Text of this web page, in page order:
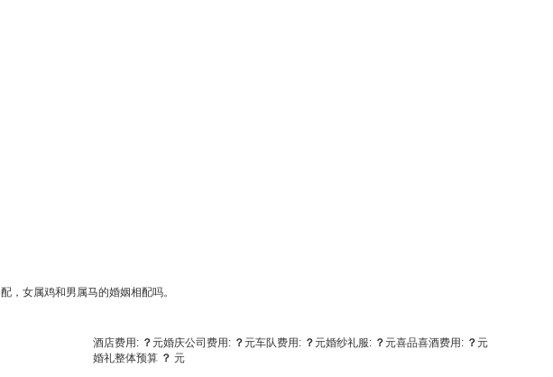
，女属鸡和男属马的婚姻相配吗。
酒店费用: ？元婚庆公司费用: ？元车队费用: ？元婚纱礼服: ？元喜品喜酒费用: ？元
婚礼整体预算 ？ 元